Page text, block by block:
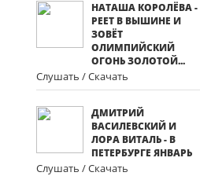
НАТАША КОРОЛЁВА -
РЕЕТ В ВЫШИНЕ И
ЗОВЁТ
ОЛИМПИЙСКИЙ
ОГОНЬ ЗОЛОТОЙ...
Слушать / Скачать
ДМИТРИЙ
ВАСИЛЕВСКИЙ И
ЛОРА ВИТАЛЬ - В
ПЕТЕРБУРГЕ ЯНВАРЬ
Слушать / Скачать